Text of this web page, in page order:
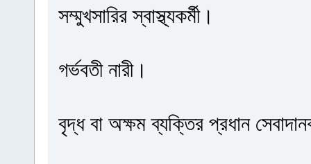
সম্মুখসারির স্বাস্থ্যকর্মী।
গর্ভবতী নারী।
বৃদ্ধ বা অক্ষম ব্যক্তির প্রধান